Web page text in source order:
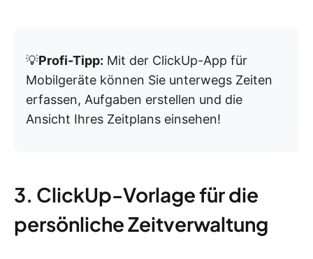
💡Profi-Tipp: Mit der ClickUp-App für
Mobilgeräte können Sie unterwegs Zeiten
erfassen, Aufgaben erstellen und die
Ansicht Ihres Zeitplans einsehen!
3. ClickUp-Vorlage für die
persönliche Zeitverwaltung